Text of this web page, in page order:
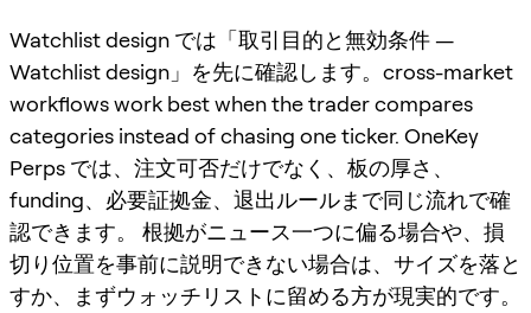
Watchlist design では「取引目的と無効条件 —
Watchlist design」を先に確認します。cross-market
workflows work best when the trader compares
categories instead of chasing one ticker. OneKey
Perps では、注文可否だけでなく、板の厚さ、
funding、必要証拠金、退出ルールまで同じ流れで確
認できます。 根拠がニュース一つに偏る場合や、損
切り位置を事前に説明できない場合は、サイズを落と
すか、まずウォッチリストに留める方が現実的です。